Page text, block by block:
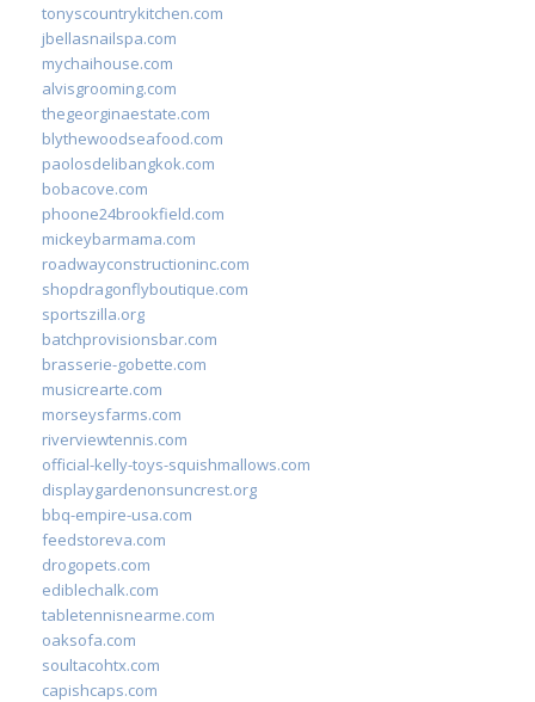
tonyscountrykitchen.com
jbellasnailspa.com
mychaihouse.com
alvisgrooming.com
thegeorginaestate.com
blythewoodseafood.com
paolosdelibangkok.com
bobacove.com
phoone24brookfield.com
mickeybarmama.com
roadwayconstructioninc.com
shopdragonflyboutique.com
sportszilla.org
batchprovisionsbar.com
brasserie-gobette.com
musicrearte.com
morseysfarms.com
riverviewtennis.com
official-kelly-toys-squishmallows.com
displaygardenonsuncrest.org
bbq-empire-usa.com
feedstoreva.com
drogopets.com
ediblechalk.com
tabletennisnearme.com
oaksofa.com
soultacohtx.com
capishcaps.com